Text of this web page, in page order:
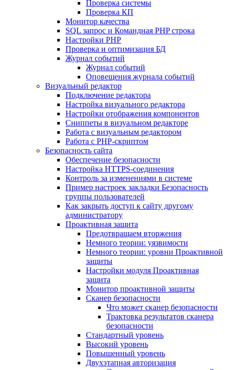
Проверка системы
Проверка КП
Монитор качества
SQL запрос и Командная PHP строка
Настройки PHP
Проверка и оптимизация БД
Журнал событий
Журнал событий
Оповещения журнала событий
Визуальный редактор
Подключение редактора
Настройка визуального редактора
Настройки отображения компонентов
Сниппеты в визуальном редакторе
Работа с визуальным редактором
Работа с PHP-скриптом
Безопасность сайта
Обеспечение безопасности
Настройка HTTPS-соединения
Контроль за изменениями в системе
Пример настроек закладки Безопасность
группы пользователей
Как закрыть доступ к сайту другому
администратору
Проактивная защита
Предотвращаем вторжения
Немного теории: уязвимости
Немного теории: уровни Проактивной
защиты
Настройки модуля Проактивная
защита
Монитор проактивной защиты
Сканер безопасности
Что может сканер безопасности
Трактовка результатов сканера
безопасности
Стандартный уровень
Высокий уровень
Повышенный уровень
Двухэтапная авторизация